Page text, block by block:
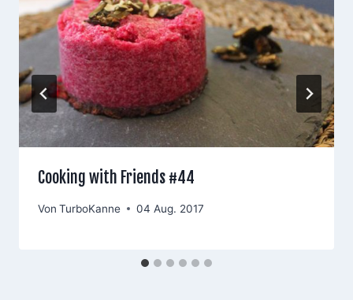
Cooking with Friends #44
Von TurboKanne 04 Aug. 2017